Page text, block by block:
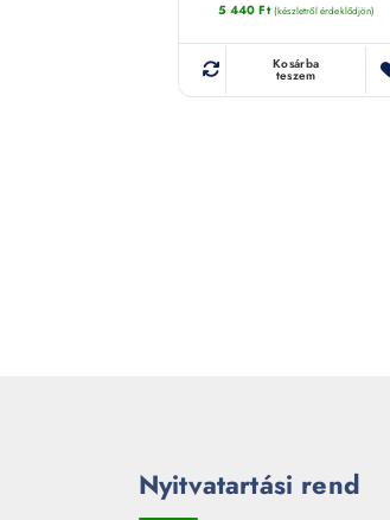
5 440Ft (készletről érdeklődjön)
Kosárba
teszem
Nyitvatartási rend